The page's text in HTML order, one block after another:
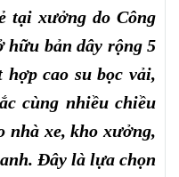
tại xưởng do Công
hữu bản dây rộng 5
hợp cao su bọc vải,
cùng nhiều chiều
nhà xe, kho xưởng,
Đây là lựa chọn